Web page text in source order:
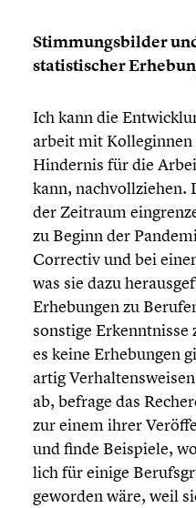
Stimmungs­bil­der
statis­ti­scher
Ich kann die
ar­beit mit
Hindernis für die
kann, nachvoll­zie­hen.
der Zeitraum
zu Beginn der
Correctiv und bei
was sie dazu
Erhebun­gen zu
sonstige
es keine Erhebun­gen
ar­tig
ab, befrage das
zur einem ihrer
und finde Beispiele,
lich für einige
geworden wäre, weil